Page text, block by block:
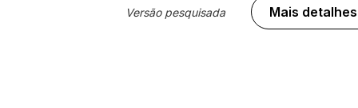
Versão pesquisada Mais detalhes